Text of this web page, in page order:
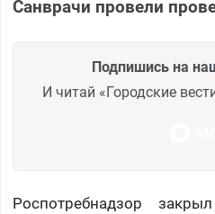
Санврачи провели
Подпишись на
И читай «Городские
Роспотребнадзор